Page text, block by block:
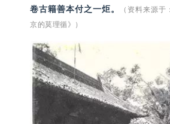
卷古籍善本付之一炬。
（资料来源
京的莫理循》）